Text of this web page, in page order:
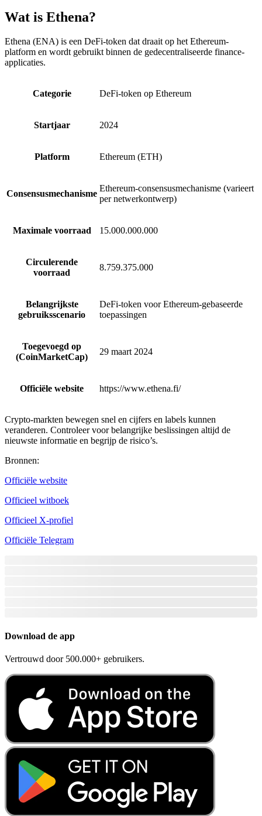
Wat is Ethena?
Ethena (ENA) is een DeFi-token dat draait op het Ethereum-
platform en wordt gebruikt binnen de gedecentraliseerde finance-
applicaties.
Categorie DeFi-token op Ethereum
Startjaar 2024
Platform Ethereum (ETH)
Consensusmechanisme
Ethereum-consensusmechanisme (varieert
per netwerkontwerp)
Maximale voorraad 15.000.000.000
Circulerende
voorraad
8.759.375.000
Belangrijkste
gebruiksscenario
DeFi-token voor Ethereum-gebaseerde
toepassingen
Toegevoegd op
(CoinMarketCap)
29 maart 2024
Officiële website https://www.ethena.fi/
Crypto-markten bewegen snel en cijfers en labels kunnen
veranderen. Controleer voor belangrijke beslissingen altijd de
nieuwste informatie en begrijp de risico’s.
Bronnen:
Officiële website
Officieel witboek
Officieel X-profiel
Officiële Telegram
Download de app
Vertrouwd door 500.000+ gebruikers.